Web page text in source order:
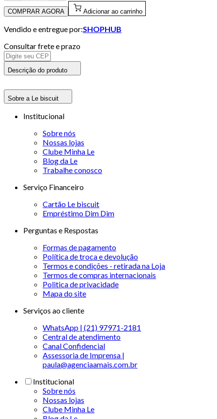
COMPRAR AGORA Adicionar ao carrinho
Vendido e entregue por:SHOPHUB
Consultar frete e prazo
Descrição do produto
Sobre a Le biscuit
Institucional
Sobre nós
Nossas lojas
Clube Minha Le
Blog da Le
Trabalhe conosco
Serviço Financeiro
Cartão Le biscuit
Empréstimo Dim Dim
Perguntas e Respostas
Formas de pagamento
Política de troca e devolução
Termos e condições - retirada na Loja
Termos de compras internacionais
Politica de privacidade
Mapa do site
Serviços ao cliente
WhatsApp | (21) 97971-2181
Central de atendimento
Canal Confidencial
Assessoria de Imprensa |
paula@agenciaamais.com.br
Institucional
Sobre nós
Nossas lojas
Clube Minha Le